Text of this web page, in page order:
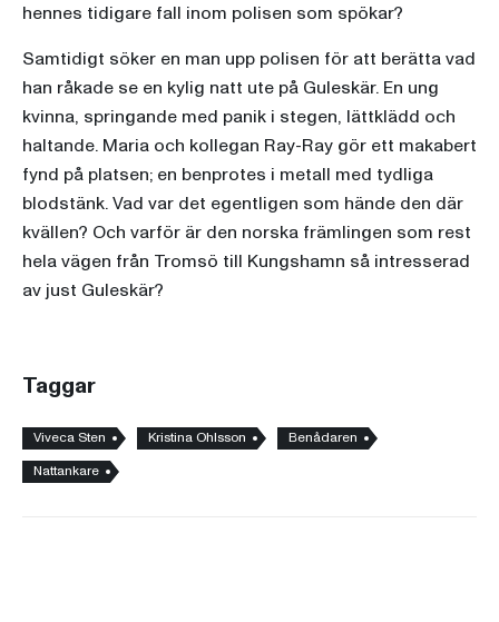
hennes tidigare fall inom polisen som spökar?
Samtidigt söker en man upp polisen för att berätta vad
han råkade se en kylig natt ute på Guleskär. En ung
kvinna, springande med panik i stegen, lättklädd och
haltande. Maria och kollegan Ray-Ray gör ett makabert
fynd på platsen; en benprotes i metall med tydliga
blodstänk. Vad var det egentligen som hände den där
kvällen? Och varför är den norska främlingen som rest
hela vägen från Tromsö till Kungshamn så intresserad
av just Guleskär?
Taggar
Viveca Sten Kristina Ohlsson
Benådaren
Nattankare